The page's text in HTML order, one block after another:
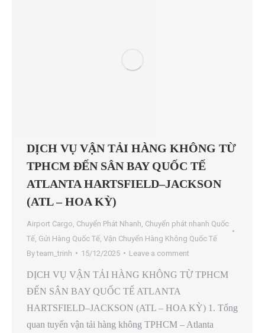
DỊCH VỤ VẬN TẢI HÀNG KHÔNG TỪ
TPHCM ĐẾN SÂN BAY QUỐC TẾ
ATLANTA HARTSFIELD–JACKSON
(ATL – HOA KỲ)
Airport Cargo Chuyển Phát Nhanh Chuyển phát nhanh Quốc
Tế Gửi Hàng Quốc Tế Vận Chuyển Hàng Không Quốc Tế
Byteam_trinh 15/12/2025 Leave a comment
DỊCH VỤ VẬN TẢI HÀNG KHÔNG TỪ TPHCM
ĐẾN SÂN BAY QUỐC TẾ ATLANTA
HARTSFIELD–JACKSON (ATL – HOA KỲ) 1. Tổng
quan tuyến vận tải hàng không TPHCM – Atlanta